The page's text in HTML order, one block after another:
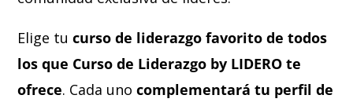
Elige tu curso de liderazgo favorito de todos
los que Curso de Liderazgo by LIDERO te
ofrece. Cada uno complementará tu perfil de